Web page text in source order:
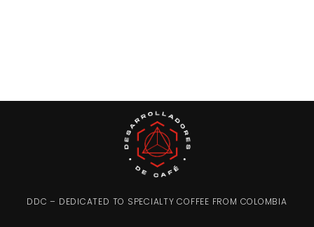
DDC – DEDICATED TO SPECIALTY COFFEE FROM COLOMBIA